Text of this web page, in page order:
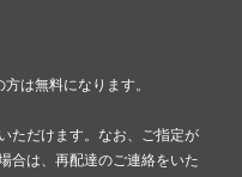
は無料になります。
ただけます。なお、ご指定が
合は、再配達のご連絡をいた